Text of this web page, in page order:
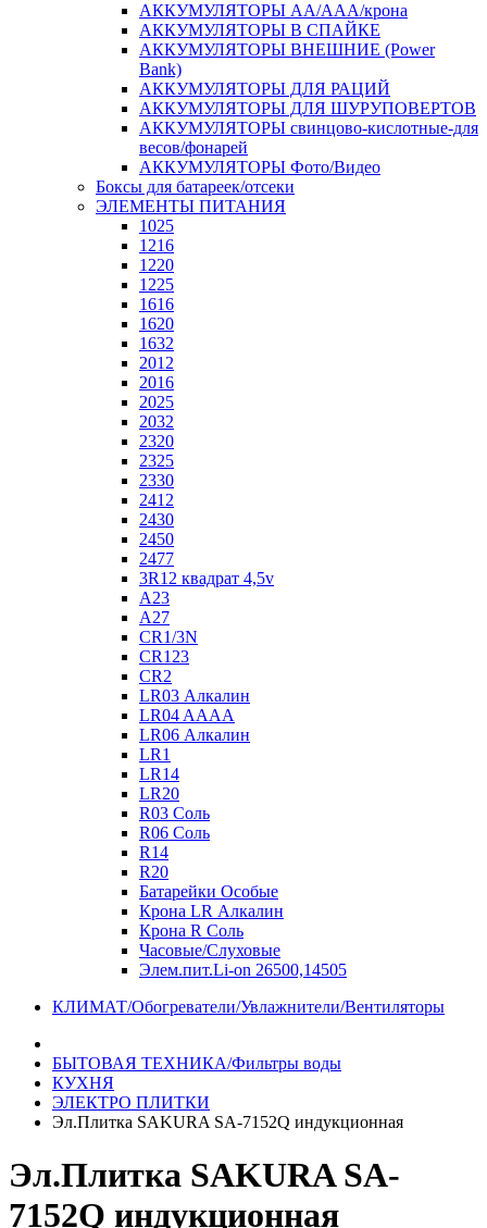
АККУМУЛЯТОРЫ АА/ААА/крона
АККУМУЛЯТОРЫ В СПАЙКЕ
АККУМУЛЯТОРЫ ВНЕШНИЕ (Power
Bank)
АККУМУЛЯТОРЫ ДЛЯ РАЦИЙ
АККУМУЛЯТОРЫ ДЛЯ ШУРУПОВЕРТОВ
АККУМУЛЯТОРЫ свинцово-кислотные-для
весов/фонарей
АККУМУЛЯТОРЫ Фото/Видео
Боксы для батареек/отсеки
ЭЛЕМЕНТЫ ПИТАНИЯ
1025
1216
1220
1225
1616
1620
1632
2012
2016
2025
2032
2320
2325
2330
2412
2430
2450
2477
3R12 квадрат 4,5v
A23
A27
CR1/3N
CR123
CR2
LR03 Алкалин
LR04 AAAA
LR06 Алкалин
LR1
LR14
LR20
R03 Соль
R06 Соль
R14
R20
Батарейки Особые
Крона LR Алкалин
Крона R Соль
Часовые/Слуховые
Элем.пит.Li-on 26500,14505
КЛИМАТ/Обогреватели/Увлажнители/Вентиляторы
БЫТОВАЯ ТЕХНИКА/Фильтры воды
КУХНЯ
ЭЛЕКТРО ПЛИТКИ
Эл.Плитка SAKURA SA-7152Q индукционная
Эл.Плитка SAKURA SA-
7152Q индукционная